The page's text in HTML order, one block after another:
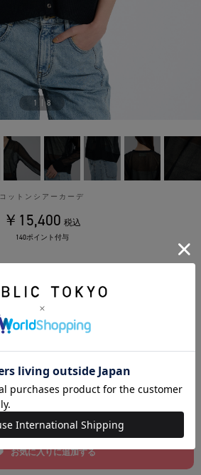
1 | 8
コットンシアーカーデ
￥15,400 税込
140ポイント付与
BLACK RED
カートに入れる
お気に入りに追加する